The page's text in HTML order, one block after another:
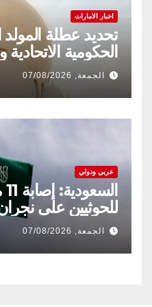
اخبار الامارات
تحديد عطلة المولد
الحكومية
الجمعة, 07/08/2026
عربي ودولي
للحوثيين على
الجمعة, 07/08/2026